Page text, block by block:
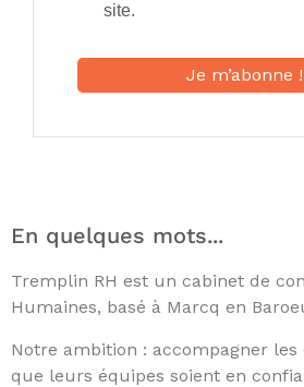
site.
En quelques mots...
Tremplin RH est un cabinet de
Humaines, basé à Marcq en
Notre ambition : accompagner
que leurs équipes soient en